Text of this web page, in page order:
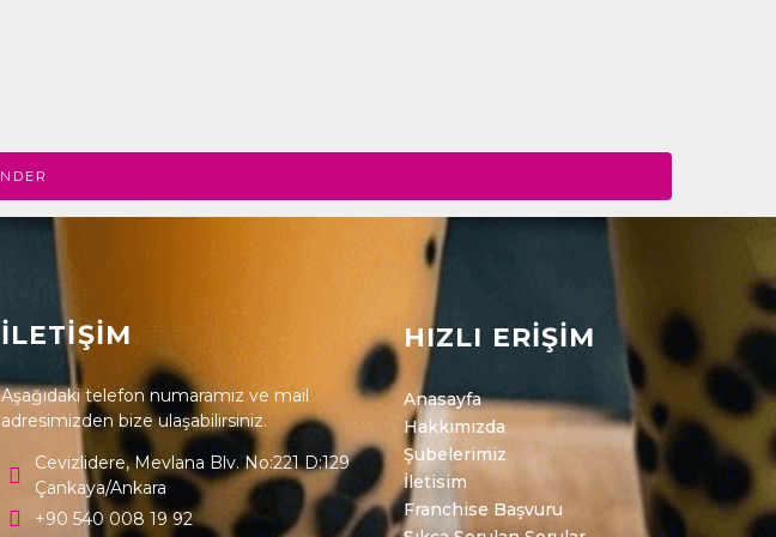
İLETİŞİM
Aşağıdaki telefon numaramız ve mail
adresimizden bize ulaşabilirsiniz.
Cevizlidere, Mevlana Blv. No:221 D:129
Çankaya/Ankara
+90 540 008 19 92
HIZLI ERİŞİM
Anasayfa
Hakkımızda
Şubelerimiz
İletisim
Franchise Başvuru